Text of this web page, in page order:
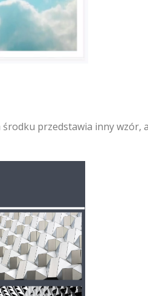
przedstawia inny wzór,